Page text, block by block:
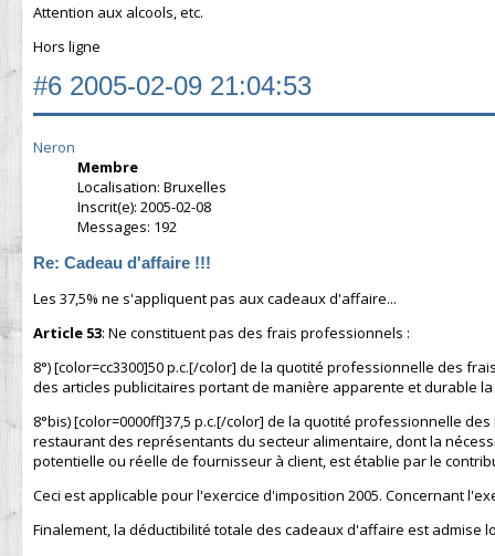
Attention aux alcools, etc.
Hors ligne
#6 2005-02-09 21:04:53
Neron
Membre
Localisation: Bruxelles
Inscrit(e): 2005-02-08
Messages: 192
Re: Cadeau d'affaire !!!
Les 37,5% ne s'appliquent pas aux cadeaux d'affaire...
Article 53: Ne constituent pas des frais professionnels :
8°) [color=cc3300]50 p.c.[/color] de la quotité professionnelle des
des articles publicitaires portant de manière apparente et durable
8°bis) [color=0000ff]37,5 p.c.[/color] de la quotité professionnelle
restaurant des représentants du secteur alimentaire, dont la
potentielle ou réelle de fournisseur à client, est établie par le
Ceci est applicable pour l'exercice d'imposition 2005. Concernant
Finalement, la déductibilité totale des cadeaux d'affaire est admise